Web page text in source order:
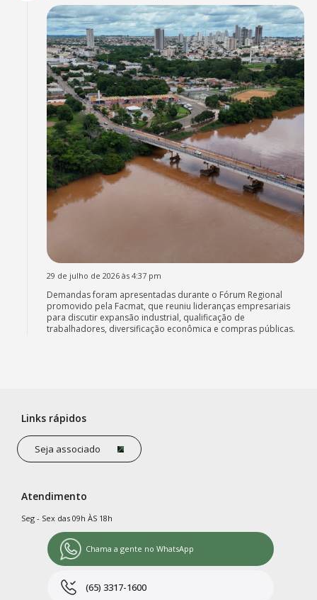
29 de julho de 2026 às 4:37 pm
Demandas foram apresentadas durante o Fórum Regional
promovido pela Facmat, que reuniu lideranças empresariais
para discutir expansão industrial, qualificação de
trabalhadores, diversificação econômica e compras públicas.
Links rápidos
Seja associado
Atendimento
Seg - Sex das 09h ÀS 18h
Chama a gente no WhatsApp
(65) 3317-1600